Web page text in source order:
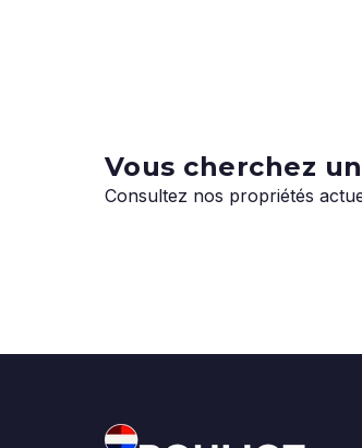
Vous cherchez
Consultez nos propriétés